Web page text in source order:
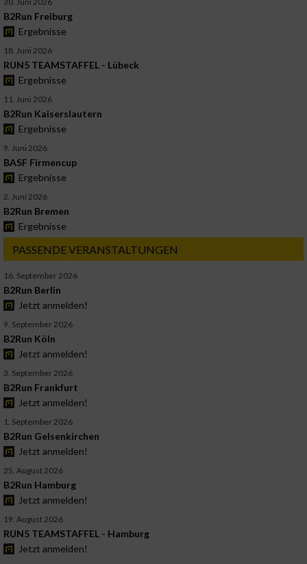
B2Run Freiburg
Ergebnisse
18. Juni 2026
RUN5 TEAMSTAFFEL - Lübeck
Ergebnisse
11. Juni 2026
B2Run Kaiserslautern
Ergebnisse
9. Juni 2026
BASF Firmencup
Ergebnisse
2. Juni 2026
B2Run Bremen
Ergebnisse
PASSENDE VERANSTALTUNGEN
16. September 2026
B2Run Berlin
Jetzt anmelden!
9. September 2026
B2Run Köln
Jetzt anmelden!
3. September 2026
B2Run Frankfurt
Jetzt anmelden!
1. September 2026
B2Run Gelsenkirchen
Jetzt anmelden!
25. August 2026
B2Run Hamburg
Jetzt anmelden!
19. August 2026
RUN5 TEAMSTAFFEL - Hamburg
Jetzt anmelden!